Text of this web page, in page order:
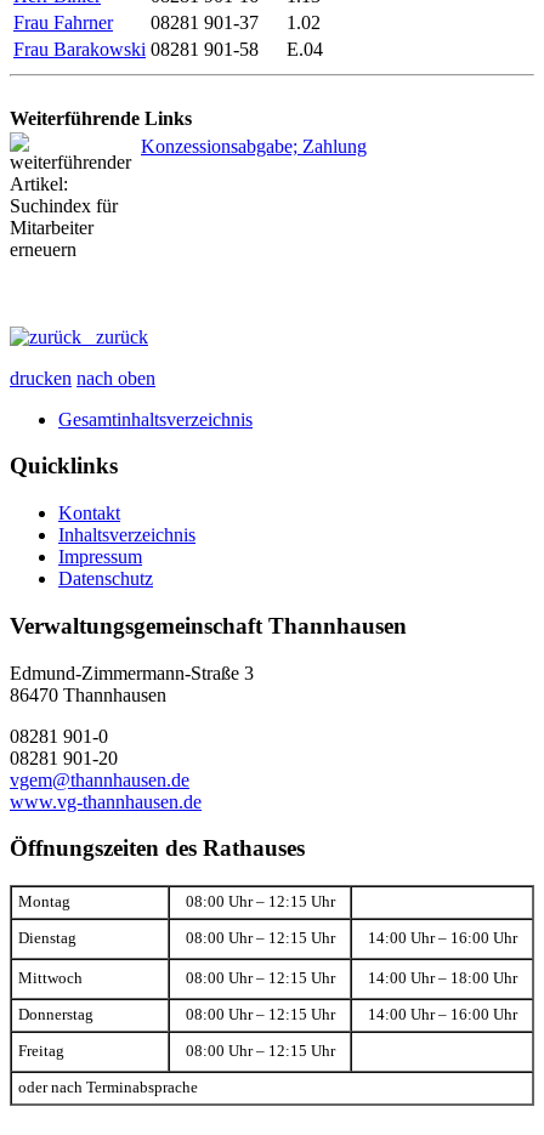
Frau Fahrner
08281 901-37
1.02
Frau Barakowski 08281 901-58 E.04
Weiterführende Links
Konzessionsabgabe; Zahlung
zurück
drucken nach oben
Gesamtinhaltsverzeichnis
Quicklinks
Kontakt
Inhaltsverzeichnis
Impressum
Datenschutz
Verwaltungsgemeinschaft Thannhausen
Edmund-Zimmermann-Straße 3
86470 Thannhausen
08281 901-0
08281 901-20
vgem@thannhausen.de
www.vg-thannhausen.de
Öffnungszeiten des Rathauses
Montag 08:00 Uhr – 12:15 Uhr
Dienstag 08:00 Uhr – 12:15 Uhr 14:00 Uhr – 16:00 Uhr
Mittwoch 08:00 Uhr – 12:15 Uhr 14:00 Uhr – 18:00 Uhr
Donnerstag 08:00 Uhr – 12:15 Uhr 14:00 Uhr – 16:00 Uhr
Freitag 08:00 Uhr – 12:15 Uhr
oder nach Terminabsprache